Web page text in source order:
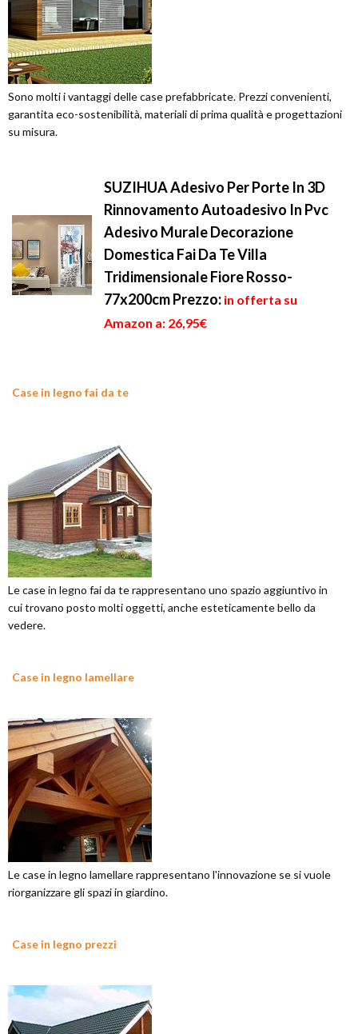
Sono molti i vantaggi delle case prefabbricate. Prezzi convenienti,
garantita eco-sostenibilità, materiali di prima qualità e progettazioni
su misura.
SUZIHUA Adesivo Per Porte In 3D
Rinnovamento Autoadesivo In Pvc
Adesivo Murale Decorazione
Domestica Fai Da Te Villa
Tridimensionale Fiore Rosso-
77x200cmPrezzo: in offerta su
Amazon a: 26,95€
Case in legno fai da te
Le case in legno fai da te rappresentano uno spazio aggiuntivo in
cui trovano posto molti oggetti, anche esteticamente bello da
vedere.
Case in legno lamellare
Le case in legno lamellare rappresentano l'innovazione se si vuole
riorganizzare gli spazi in giardino.
Case in legno prezzi